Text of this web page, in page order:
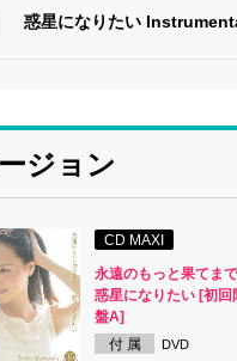
惑星になりたい
ジョン
CD MAXI
永遠のもっと果てま
惑星になりたい [初回
盤A]
付 属
DVD